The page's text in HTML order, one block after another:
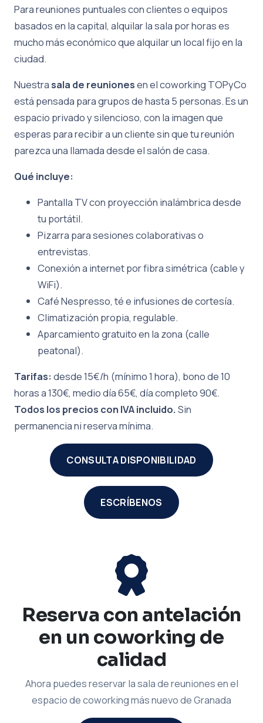
Para reuniones puntuales con clientes o equipos
basados en la capital, alquilar la sala por horas es
mucho más económico que alquilar un local fijo en la
ciudad.
Nuestrasala de reunionesen el coworking TOPyCo
está pensada para grupos de hasta 5 personas. Es un
espacio privado y silencioso, con la imagen que
esperas para recibir a un cliente sin que tu reunión
parezca una llamada desde el salón de casa.
Qué incluye:
Pantalla TV con proyección inalámbrica desde
tu portátil.
Pizarra para sesiones colaborativas o
entrevistas.
Conexión a internet por fibra simétrica (cable y
WiFi).
Café Nespresso, té e infusiones de cortesía.
Climatización propia, regulable.
Aparcamiento gratuito en la zona (calle
peatonal).
Tarifas: desde 15€/h (mínimo 1 hora), bono de 10
horas a 130€, medio día 65€, día completo 90€.
Todos los precios con IVA incluido. Sin
permanencia ni reserva mínima.
CONSULTA DISPONIBILIDAD
ESCRÍBENOS
Reserva con antelación
en un coworking de
calidad
Ahora puedes reservar la sala de reuniones en el
espacio de coworking más nuevo de Granada